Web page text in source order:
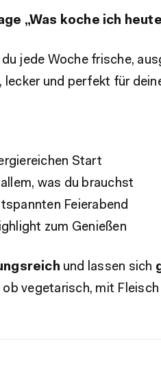
„Was koche ich
jede Woche frische,
und perfekt für
Start
was du brauchst
Feierabend
zum Genießen
und lassen sich
ob vegetarisch, mit